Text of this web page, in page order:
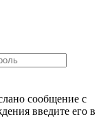
сообщение с
введите его в